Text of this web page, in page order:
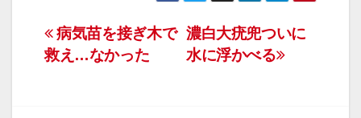
投
稿
濃白大疣兜ついに
水に浮かべる
病気苗を接ぎ木で
救え…なかった